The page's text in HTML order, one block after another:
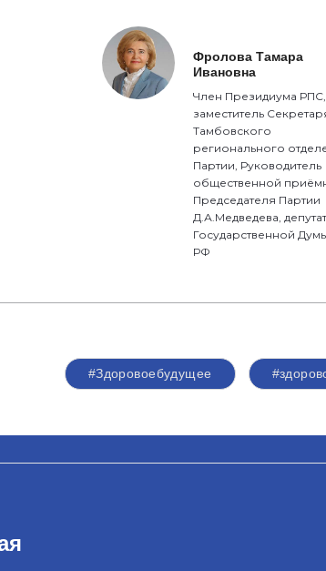
Фролова Тамара
Ивановна
Член Президиума РПС,
заместитель
Тамбовского
регионального
Партии, Руководитель
общественной
Председателя Партии
Д.А.Медведева,
Государственной
РФ
#Здоровоебудущее